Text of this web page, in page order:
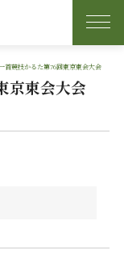
首競技かるた第76回東京東会大会
京東会大会